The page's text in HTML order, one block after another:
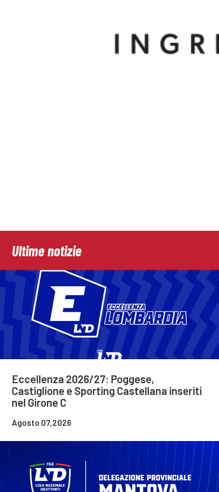
Ultime notizie
Eccellenza 2026/27: Poggese,
Castiglione e Sporting Castellana inseriti
nel Girone C
Agosto 07,2026